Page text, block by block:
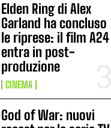
Elden Ring di Alex
Garland ha concluso
le riprese: il film A24
entra in post-
produzione
CINEMA
God of War: nuovi